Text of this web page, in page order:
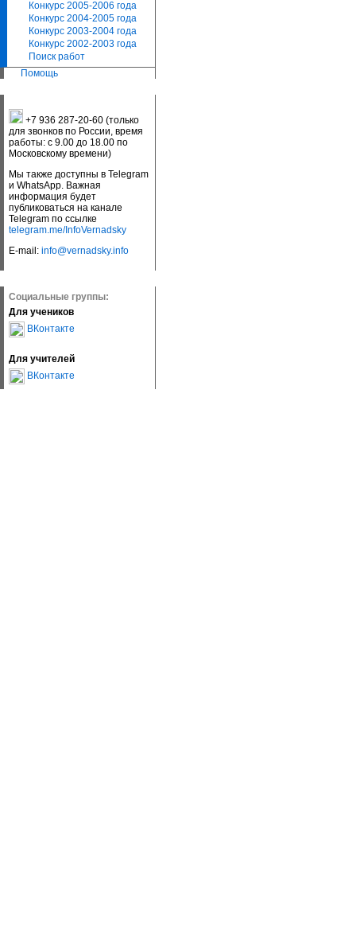
Конкурс 2005-2006 года
Конкурс 2004-2005 года
Конкурс 2003-2004 года
Конкурс 2002-2003 года
Поиск работ
Помощь
+7 936 287-20-60 (только
для звонков по России, время
работы: с 9.00 до 18.00 по
Московскому времени)
Мы также доступны в Telegram
и WhatsApp. Важная
информация будет
публиковаться на канале
Telegram по ссылке
telegram.me/InfoVernadsky
E-mail: info@vernadsky.info
Социальные группы:
Для учеников
ВКонтакте
Для учителей
ВКонтакте